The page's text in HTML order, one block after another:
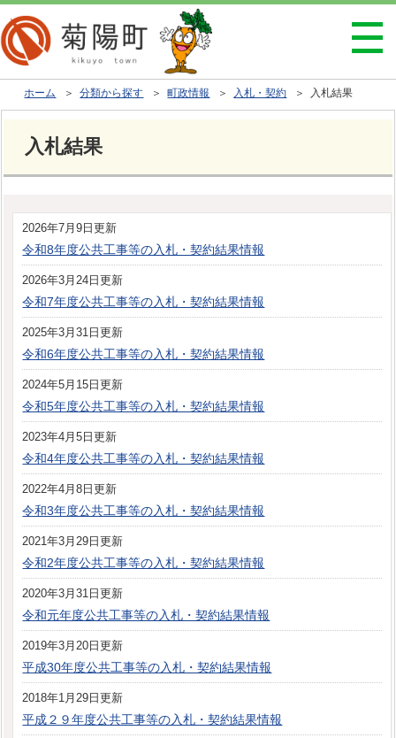
ホーム ＞分類から探す ＞町政情報 ＞ 入札・契約 ＞ 入札結果
入札結果
2026年7月9日更新
令和8年度公共工事等の入札・契約結果情報
2026年3月24日更新
令和7年度公共工事等の入札・契約結果情報
2025年3月31日更新
令和6年度公共工事等の入札・契約結果情報
2024年5月15日更新
令和5年度公共工事等の入札・契約結果情報
2023年4月5日更新
令和4年度公共工事等の入札・契約結果情報
2022年4月8日更新
令和3年度公共工事等の入札・契約結果情報
2021年3月29日更新
令和2年度公共工事等の入札・契約結果情報
2020年3月31日更新
令和元年度公共工事等の入札・契約結果情報
2019年3月20日更新
平成30年度公共工事等の入札・契約結果情報
2018年1月29日更新
平成２９年度公共工事等の入札・契約結果情報